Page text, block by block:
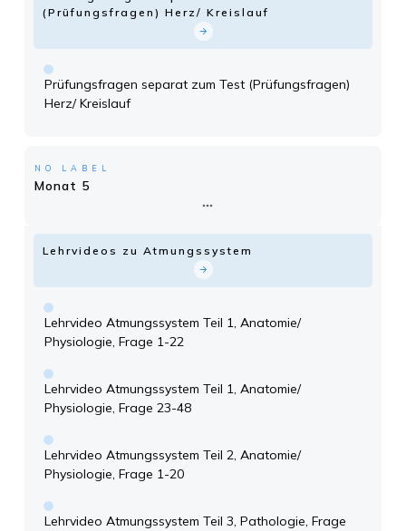
(Prüfungsfragen) Herz/ Kreislauf
Prüfungsfragen separat zum Test (Prüfungsfragen)
Herz/ Kreislauf
NO LABEL
Monat 5
Lehrvideos zu Atmungssystem
Lehrvideo Atmungssystem Teil 1, Anatomie/
Physiologie, Frage 1-22
Lehrvideo Atmungssystem Teil 1, Anatomie/
Physiologie, Frage 23-48
Lehrvideo Atmungssystem Teil 2, Anatomie/
Physiologie, Frage 1-20
Lehrvideo Atmungssystem Teil 3, Pathologie, Frage